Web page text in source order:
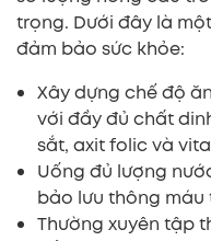
trọng. Dưới đây là
đảm bảo sức khỏe:
Xây dựng chế độ
với đầy đủ chất
sắt, axit folic và
Uống đủ lượng
bảo lưu thông máu
Thường xuyên tập